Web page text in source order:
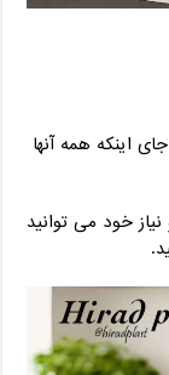
اینکه همه آنها
خود می توانید